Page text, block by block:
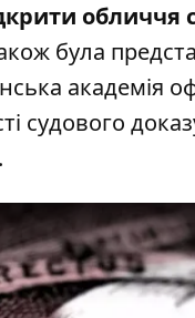
обличчя
була
академія
судового